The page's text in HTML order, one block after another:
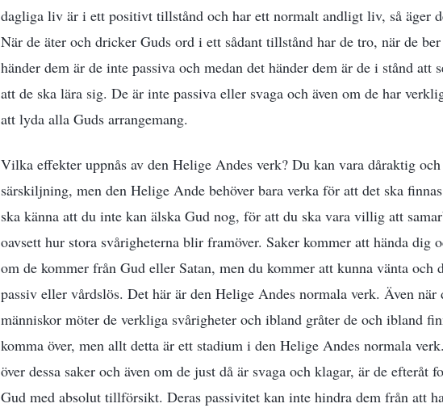
dagliga liv är i ett positivt tillstånd och har ett normalt andligt liv, så äger
När de äter och dricker Guds ord i ett sådant tillstånd har de tro, när de
händer dem är de inte passiva och medan det händer dem är de i stånd att
att de ska lära sig. De är inte passiva eller svaga och även om de har
att lyda alla Guds arrangemang.
Vilka effekter uppnås av den Helige Andes verk? Du kan vara dåraktig
särskiljning, men den Helige Ande behöver bara verka för att det ska
ska känna att du inte kan älska Gud nog, för att du ska vara villig att
oavsett hur stora svårigheterna blir framöver. Saker kommer att hända dig
om de kommer från Gud eller Satan, men du kommer att kunna vänta och
passiv eller vårdslös. Det här är den Helige Andes normala verk. Även
människor möter de verkliga svårigheter och ibland gråter de och ibland
komma över, men allt detta är ett stadium i den Helige Andes normala
över dessa saker och även om de just då är svaga och klagar, är de efteråt
Gud med absolut tillförsikt. Deras passivitet kan inte hindra dem från att